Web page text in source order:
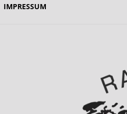
IMPRESSUM